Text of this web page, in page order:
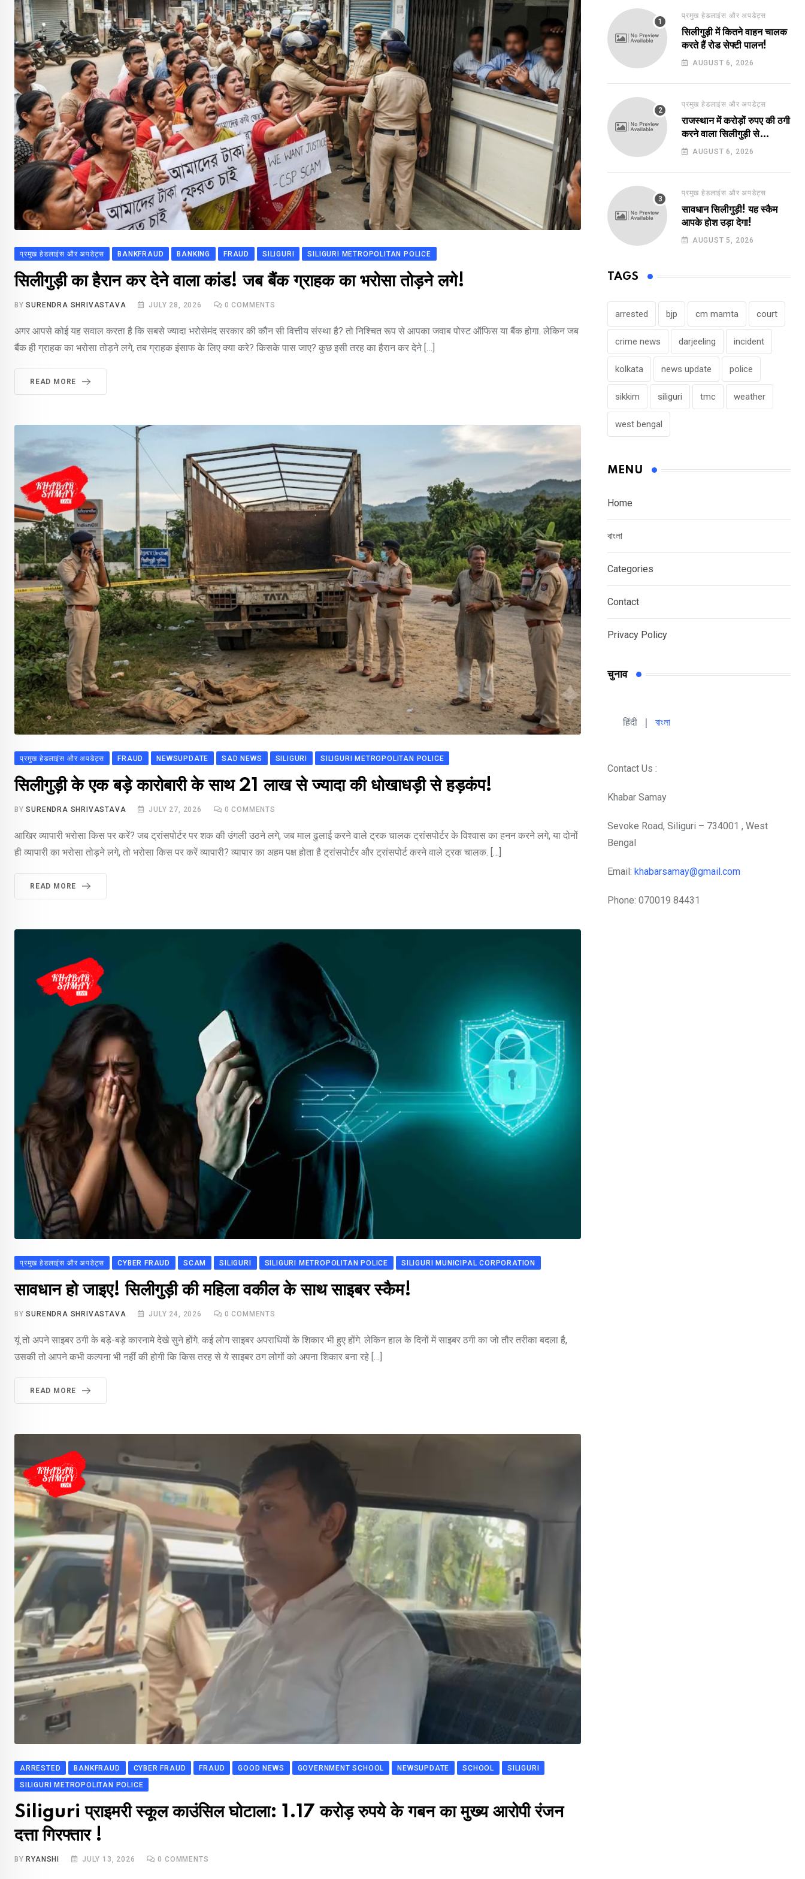
प्रमुख हेडलाइंस और अपडेट्स BANKFRAUD BANKING FRAUD SILIGURI SILIGURI METROPOLITAN POLICE
सिलीगुड़ी का हैरान कर देने वाला कांड! जब बैंक ग्राहक का भरोसा तोड़ने लगे!
BYSURENDRA SHRIVASTAVA JULY 28, 2026 0 COMMENTS
अगर आपसे कोई यह सवाल करता है कि सबसे ज्यादा भरोसेमंद सरकार की कौन सी वित्तीय संस्था है? तो निश्चित रूप से आपका जवाब पोस्ट ऑफिस या बैंक होगा. लेकिन जब
बैंक ही ग्राहक का भरोसा तोड़ने लगे, तब ग्राहक इंसाफ के लिए क्या करे? किसके पास जाए? कुछ इसी तरह का हैरान कर देने […]
READ MORE
प्रमुख हेडलाइंस और अपडेट्स FRAUD NEWSUPDATE SAD NEWS SILIGURI SILIGURI METROPOLITAN POLICE
सिलीगुड़ी के एक बड़े कारोबारी के साथ 21 लाख से ज्यादा की धोखाधड़ी से हड़कंप!
BYSURENDRA SHRIVASTAVA JULY 27, 2026 0 COMMENTS
आखिर व्यापारी भरोसा किस पर करें? जब ट्रांसपोर्टर पर शक की उंगली उठने लगे, जब माल ढुलाई करने वाले ट्रक चालक ट्रांसपोर्टर के विश्वास का हनन करने लगे, या दोनों
ही व्यापारी का भरोसा तोड़ने लगे, तो भरोसा किस पर करें व्यापारी? व्यापार का अहम पक्ष होता है ट्रांसपोर्टर और ट्रांसपोर्ट करने वाले ट्रक चालक. […]
READ MORE
प्रमुख हेडलाइंस और अपडेट्स CYBER FRAUD SCAM SILIGURI SILIGURI METROPOLITAN POLICE SILIGURI MUNICIPAL CORPORATION
सावधान हो जाइए! सिलीगुड़ी की महिला वकील के साथ साइबर स्कैम!
BYSURENDRA SHRIVASTAVA JULY 24, 2026 0 COMMENTS
यूं तो अपने साइबर ठगी के बड़े-बड़े कारनामे देखे सुने होंगे. कई लोग साइबर अपराधियों के शिकार भी हुए होंगे. लेकिन हाल के दिनों में साइबर ठगी का जो तौर तरीका बदला है,
उसकी तो आपने कभी कल्पना भी नहीं की होगी कि किस तरह से ये साइबर ठग लोगों को अपना शिकार बना रहे […]
READ MORE
ARRESTED BANKFRAUD CYBER FRAUD FRAUD GOOD NEWS GOVERNMENT SCHOOL NEWSUPDATE SCHOOL
SILIGURI
SILIGURI METROPOLITAN POLICE
Siliguri प्राइमरी स्कूल काउंसिल घोटाला: 1.17 करोड़ रुपये के गबन का मुख्य आरोपी रंजन
दत्ता गिरफ्तार !
BYRYANSHI JULY 13, 2026 0 COMMENTS
प्रमुख हेडलाइंस और अपडेट्स
सिलीगुड़ी में कितने वाहन चालक
करते हैं रोड सेफ्टी पालन!
AUGUST 6, 2026
प्रमुख हेडलाइंस और अपडेट्स
राजस्थान में करोड़ों रुपए की ठगी
करने वाला सिलीगुड़ी से
गिरफ्तार!
AUGUST 6, 2026
प्रमुख हेडलाइंस और अपडेट्स
सावधान सिलीगुड़ी! यह स्कैम
आपके होश उड़ा देगा!
AUGUST 5, 2026
TAGS
arrested bjp cm mamta court
crime news darjeeling incident
kolkata news update police
sikkim siliguri tmc weather
west bengal
MENU
Home
বাংলা
Categories
Contact
Privacy Policy
चुनाव
हिंदी | বাংলা
Contact Us :
Khabar Samay
Sevoke Road, Siliguri – 734001 , West
Bengal
Email: khabarsamay@gmail.com
Phone: 070019 84431